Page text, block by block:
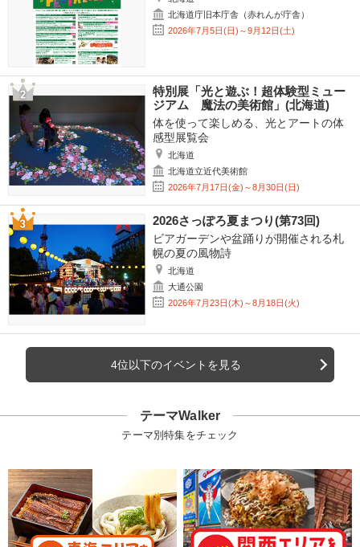
北海道庁旧本庁舎（赤れんが庁舎）
2026年7月5日(日)～9月12日(土)
特別展「光と遊ぶ！超体験型ミュー
ジアム 魔法の美術館」(北海道)
体を使って楽しめる、光とアートの体
感型展覧会
北海道
北海道立近代美術館
2026年7月17日(金)～8月30日(日)
2026さっぽろ夏まつり(第73回)
ビアガーデンや盆踊りが開催される札
幌の夏の風物詩
北海道
大通公園
2026年7月23日(木)～8月18日(火)
4位以下のイベントを見る
テーマWalker
テーマ別特集をチェック